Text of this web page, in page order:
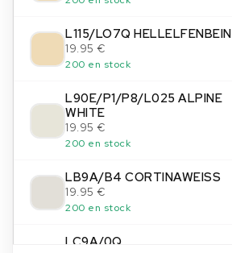
L115/LO7Q HELLELFENBEIN
19.95 €
200 en stock
L90E/P1/P8/L025 ALPINE
WHITE
19.95 €
200 en stock
LB9A/B4 CORTINAWEISS
19.95 €
200 en stock
LC9A/0Q